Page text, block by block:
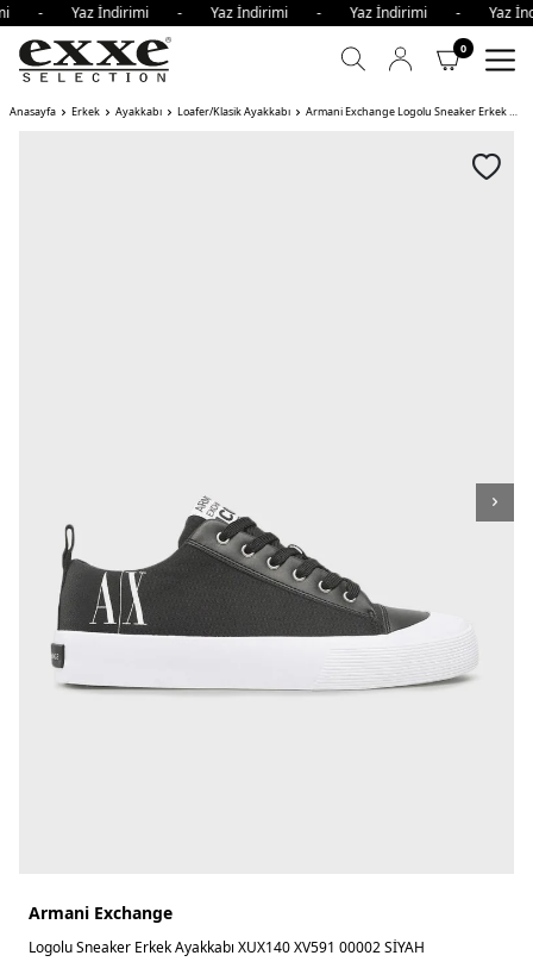
- Yaz İndirimi - Yaz İndirimi - Yaz İndirimi -
0
Anasayfa Erkek Ayakkabı Loafer/Klasik Ayakkabı Armani Exchange Logolu Sneaker Erkek Ayakkabı
Armani Exchange
Logolu Sneaker Erkek Ayakkabı XUX140 XV591 00002 SİYAH